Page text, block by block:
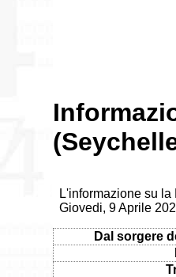
L'informazione su
Giovedi, 9 Aprile
Dal sorgere